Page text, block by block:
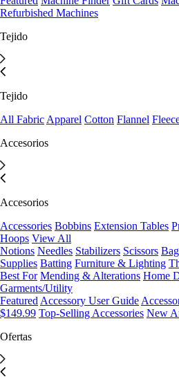
Refurbished Machines
Tejido
Tejido
All Fabric Apparel Cotton Flannel
Accesorios
Accesorios
Accessories Bobbins Extension Tables
Hoops View All
Notions Needles Stabilizers Scissors
Supplies Batting Furniture & Lighting
Best For Mending & Alterations Home
Garments/Utility
Featured Accessory User Guide
$149.99 Top-Selling Accessories New
Ofertas